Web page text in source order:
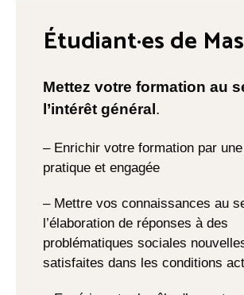
Étudiant·es de
Mettez votre formation au
l’intérêt général.
– Enrichir votre formation par
pratique et engagée
– Mettre vos connaissances au
l’élaboration de réponses à des
problématiques sociales
satisfaites dans les conditions